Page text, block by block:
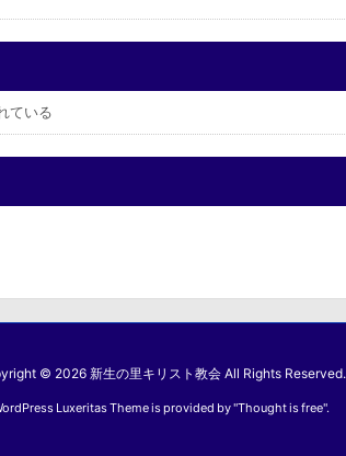
ている
© 2026 新生の里キリスト教会 All Rights Reserved.
Luxeritas Theme is provided by "Thought is free".